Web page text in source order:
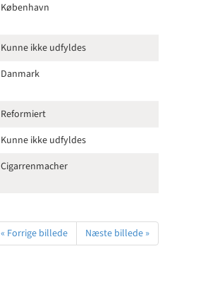
København
Kunne ikke udfyldes
Danmark
Reformiert
Kunne ikke udfyldes
Cigarrenmacher
« Forrige billede Næste billede »